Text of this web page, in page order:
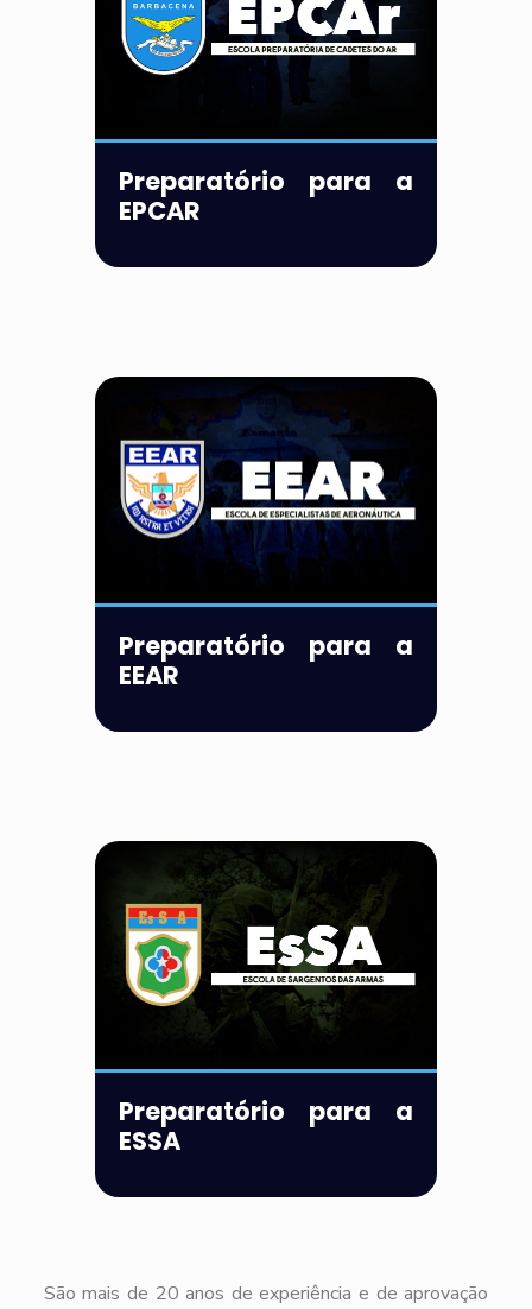
Preparatório para a
EPCAR
Preparatório para a
EEAR
Preparatório para a
ESSA
São mais de 20 anos de experiência e de aprovação